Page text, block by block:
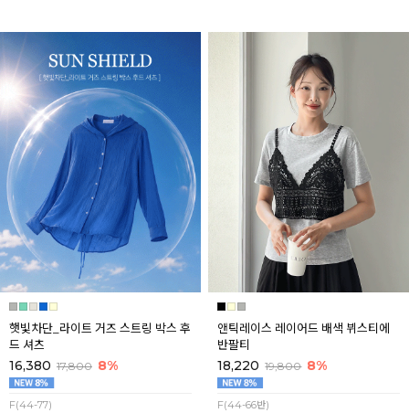
햇빛차단_라이트 거즈 스트링 박스 후
드 셔츠
16,380 17,800 8%
F(44-77)
앤틱레이스 레이어드 배색 뷔스티에
반팔티
18,220 19,800 8%
F(44-66반)